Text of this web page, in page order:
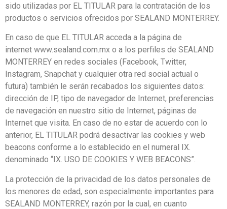
sido utilizadas por EL TITULAR para la contratación de los
productos o servicios ofrecidos por SEALAND MONTERREY.
En caso de que EL TITULAR acceda a la página de
internet www.sealand.com.mx o a los perfiles de SEALAND
MONTERREY en redes sociales (Facebook, Twitter,
Instagram, Snapchat y cualquier otra red social actual o
futura) también le serán recabados los siguientes datos:
dirección de IP, tipo de navegador de Internet, preferencias
de navegación en nuestro sitio de Internet, páginas de
Internet que visita. En caso de no estar de acuerdo con lo
anterior, EL TITULAR podrá desactivar las cookies y web
beacons conforme a lo establecido en el numeral IX.
denominado “IX. USO DE COOKIES Y WEB BEACONS”.
La protección de la privacidad de los datos personales de
los menores de edad, son especialmente importantes para
SEALAND MONTERREY, razón por la cual, en cuanto